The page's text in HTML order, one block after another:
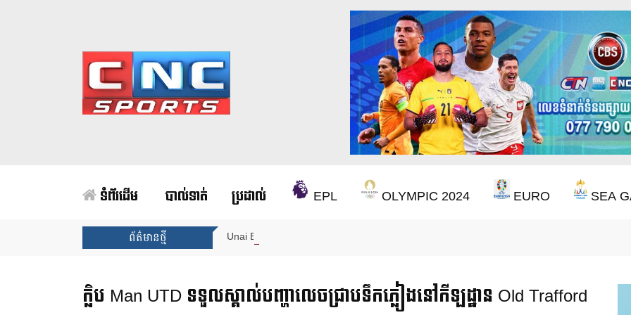
ទំព័រដើម បាល់ទាត់ ប្រដាល់ EPL OLYMPIC 2024 EURO SEA
ព័ត៌មានថ្មី Unai Emery សន្យាថានឹងឈ្នះពានរង្វាន់បន្ថែមទៀត បន្ទាប់ពី Aston Villa ឈ្នះពាន Europa League
ក្លិប Man UTD ទទួលស្គាល់បញ្ហាលេចជ្រាបទឹកភ្លៀងនៅកីឡដ្ឋាន Old Trafford